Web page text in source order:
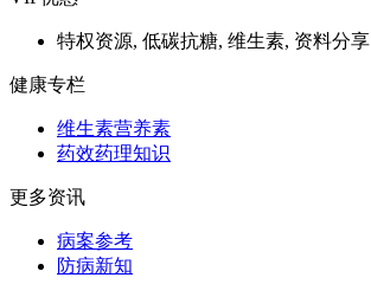
特权资源, 低碳抗糖, 维生素, 资料分享
健康专栏
维生素营养素
药效药理知识
更多资讯
病案参考
防病新知